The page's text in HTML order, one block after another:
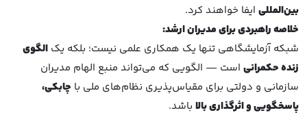
بین‌المللی ایفا خواهند کرد.
خلاصه راهبردی برای مدیران ارشد:
شبکه آزمایشگاهی تنها یک همکاری علمی نیست؛ بلکه یک الگوی
زنده حکمرانی است — الگویی که می‌تواند منبع الهام مدیران
سازمانی و دولتی برای مقیاس‌پذیری نظام‌های ملی با چابکی،
پاسخگویی و اثرگذاری بالا باشد.